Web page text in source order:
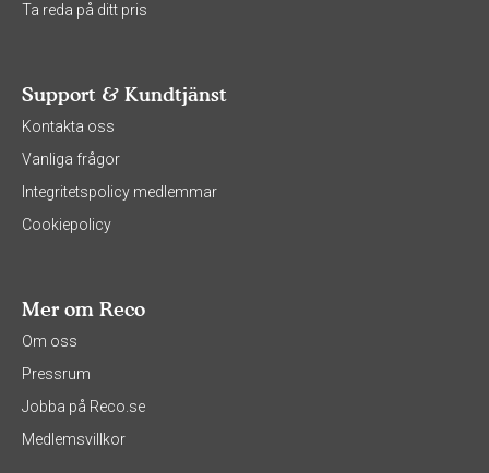
Ta reda på ditt pris
Support & Kundtjänst
Kontakta oss
Vanliga frågor
Integritetspolicy medlemmar
Cookiepolicy
Mer om Reco
Om oss
Pressrum
Jobba på Reco.se
Medlemsvillkor